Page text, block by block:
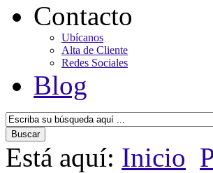
Contacto
Ubícanos
Alta de Cliente
Redes Sociales
Blog
Está aquí: Inicio